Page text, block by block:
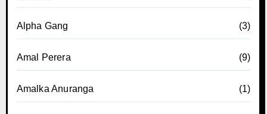
Alpha Gang (3)
Amal Perera (9)
Amalka Anuranga (1)